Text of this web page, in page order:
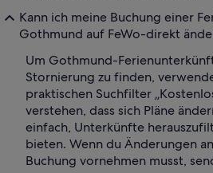
Kann ich meine Buchung einer
Gothmund auf FeWo-direkt
Um Gothmund-
Stornierung zu finden,
praktischen Suchfilter
verstehen, dass sich Pläne
einfach, Unterkünfte
bieten. Wenn du Änderungen
Buchung vornehmen musst,